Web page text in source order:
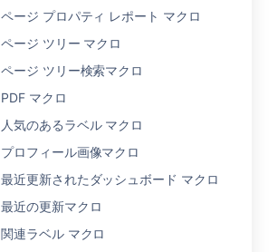
ページ プロパティ レポート マクロ
ページ ツリー マクロ
ページ ツリー検索マクロ
PDF マクロ
人気のあるラベル マクロ
プロフィール画像マクロ
最近更新されたダッシュボード マクロ
最近の更新マクロ
関連ラベル マクロ